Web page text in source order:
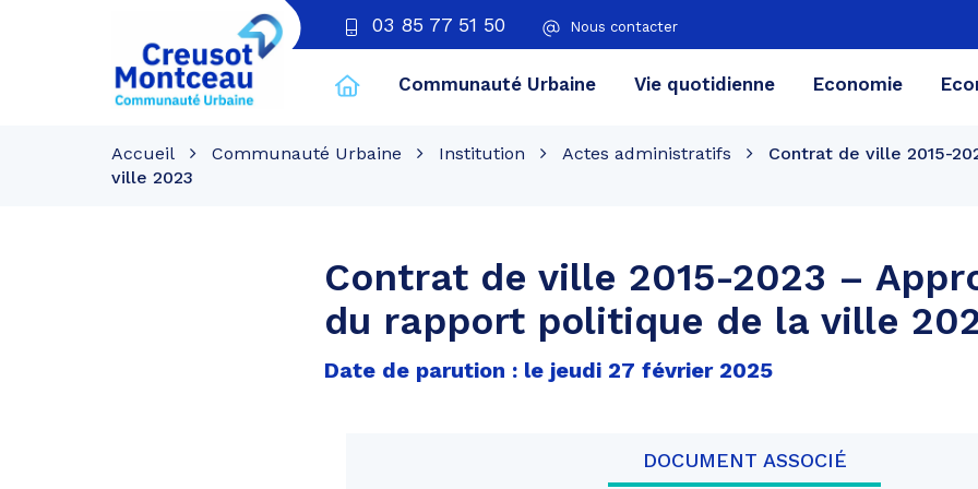
03 85 77 51 50 Nous contacter
Creusot
Montceau
Communauté Urbaine Vie quotidienne Economie
Accueil Communauté Urbaine Institution Actes administratifs
Contrat de ville 2015-
ville 2023
Contrat de ville 2015-2023 –
du rapport politique de la ville
Date de parution : le jeudi 27 février 2025
DOCUMENT ASSOCIÉ